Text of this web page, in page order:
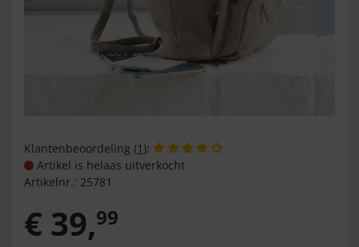
Klantenbeoordeling (1 ):
Artikel is helaas uitverkocht
Artikelnr.: 25781
€ 39,99